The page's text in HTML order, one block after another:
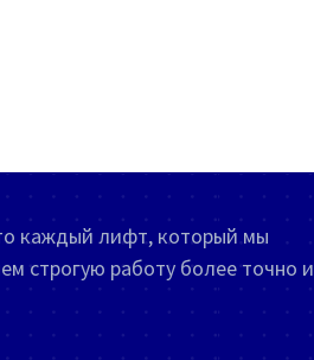
каждый лифт, который мы
строгую работу более точно и